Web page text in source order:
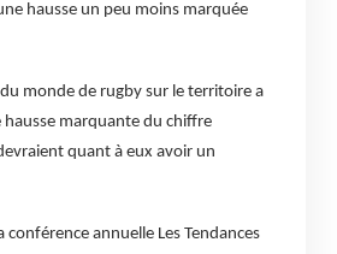
hausse un peu moins marquée
monde de rugby sur le territoire a
hausse marquante du chiffre
quant à eux avoir un
annuelle Les Tendances